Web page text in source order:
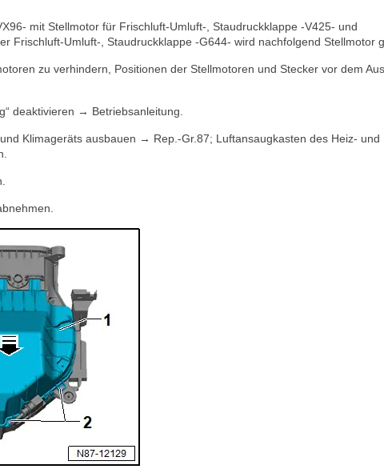
mit Stellmotor für Frischluft-Umluft-, Staudruckklappe -V425- und
Frischluft-Umluft-, Staudruckklappe -G644- wird nachfolgend Stellmotor
zu verhindern, Positionen der Stellmotoren und Stecker vor dem
deaktivieren → Betriebsanleitung.
Klimageräts ausbauen → Rep.-Gr.87; Luftansaugkasten des Heiz- und